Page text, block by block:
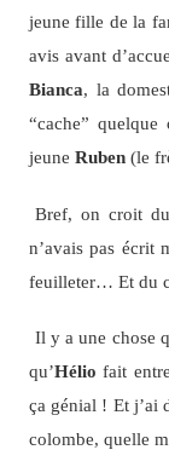
jeune fille de la
avis avant
Bianca, la
“cache”
jeune Ruben(le
Bref, on croit
n’avais pas écrit
feuilleter… Et du
Il y a une chose
qu’Hélio fait
ça génial ! Et j’ai
colombe, quelle